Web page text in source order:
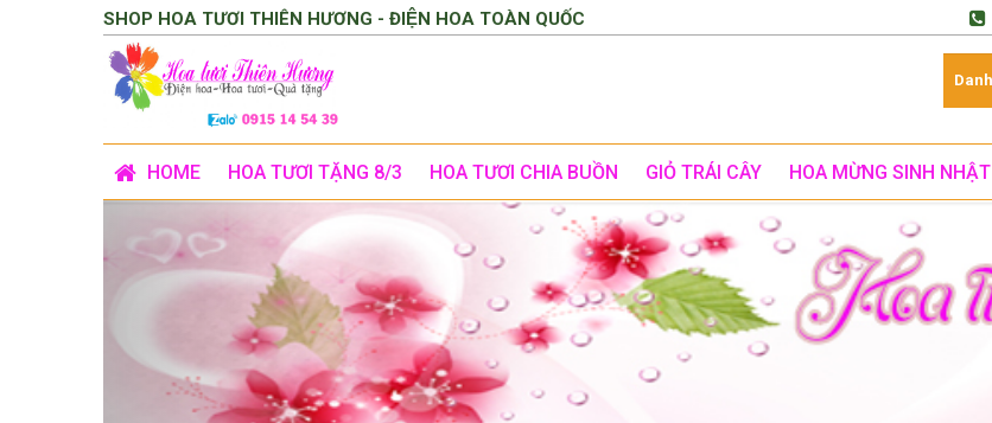
SHOP HOA TƯƠI THIÊN HƯƠNG - ĐIỆN HOA TOÀN QUỐC
HOME HOA TƯƠI TẶNG 8/3 HOA TƯƠI CHIA BUỒN GIỎ TRÁI CÂY HOA MỪNG SINH NHẬT
Previous